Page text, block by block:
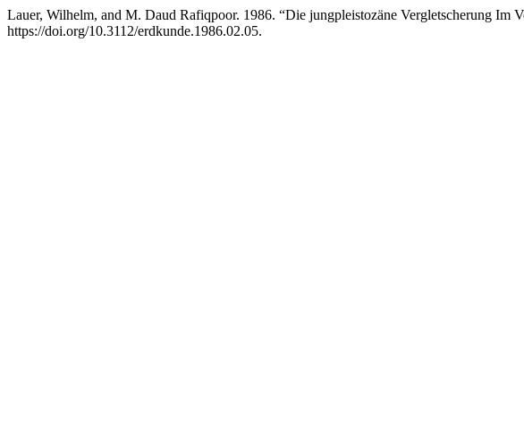
Lauer, Wilhelm, and M. Daud Rafiqpoor. 1986. “Die jungpleistozäne Vergletscherung Im
https://doi.org/10.3112/erdkunde.1986.02.05.